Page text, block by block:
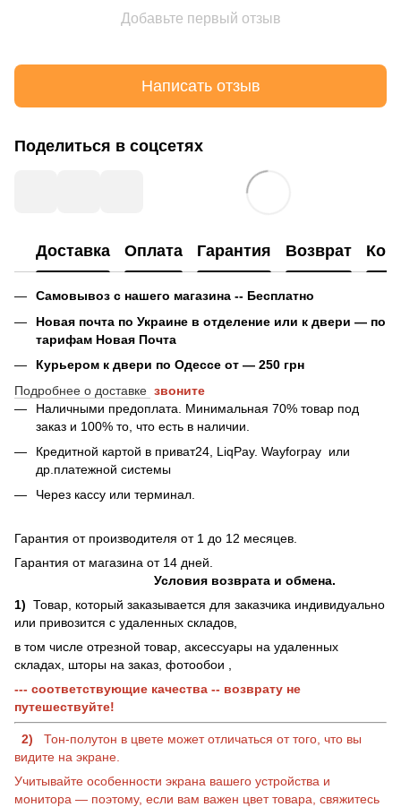
Добавьте первый отзыв
Написать отзыв
Поделиться в соцсетях
Доставка Оплата Гарантия Возврат
Самовывоз с нашего магазина -- Бесплатно
Новая почта по Украине в отделение или к двери — по
тарифам Новая Почта
Курьером к двери по Одессе от — 250 грн
Подробнее о доставке звоните
Наличными предоплата. Минимальная 70% товар под
заказ и 100% то, что есть в наличии.
Кредитной картой в приват24, LiqPay. Wayforpay или
др.платежной системы
Через кассу или терминал.
Гарантия от производителя от 1 до 12 месяцев.
Гарантия от магазина от 14 дней.
Условия возврата и обмена.
1) Товар, который заказывается для заказчика индивидуально
или привозится с удаленных складов,
в том числе отрезной товар, аксессуары на удаленных
складах, шторы на заказ, фотообои ,
--- соответствующие качества -- возврату не
путешествуйте!
2)
Тон-полутон в цвете может отличаться от того, что вы
видите на экране.
Учитывайте особенности экрана вашего устройства и
монитора — поэтому, если вам важен цвет товара, свяжитесь